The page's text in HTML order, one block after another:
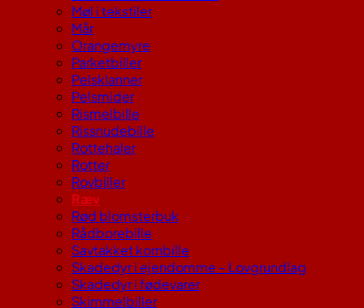
Møl i tekstiler
Mår
Orangemyre
Parketbiller
Pelsklanner
Pelsmider
Rismelbille
Rissnudebille
Rottehaler
Rotter
Rovbiller
Ræv
Rød blomsterbuk
Rådborebille
Savtakket kornbille
Skadedyr i ejendomme – Lovgrundlag
Skadedyr i fødevarer
Skimmelbiller